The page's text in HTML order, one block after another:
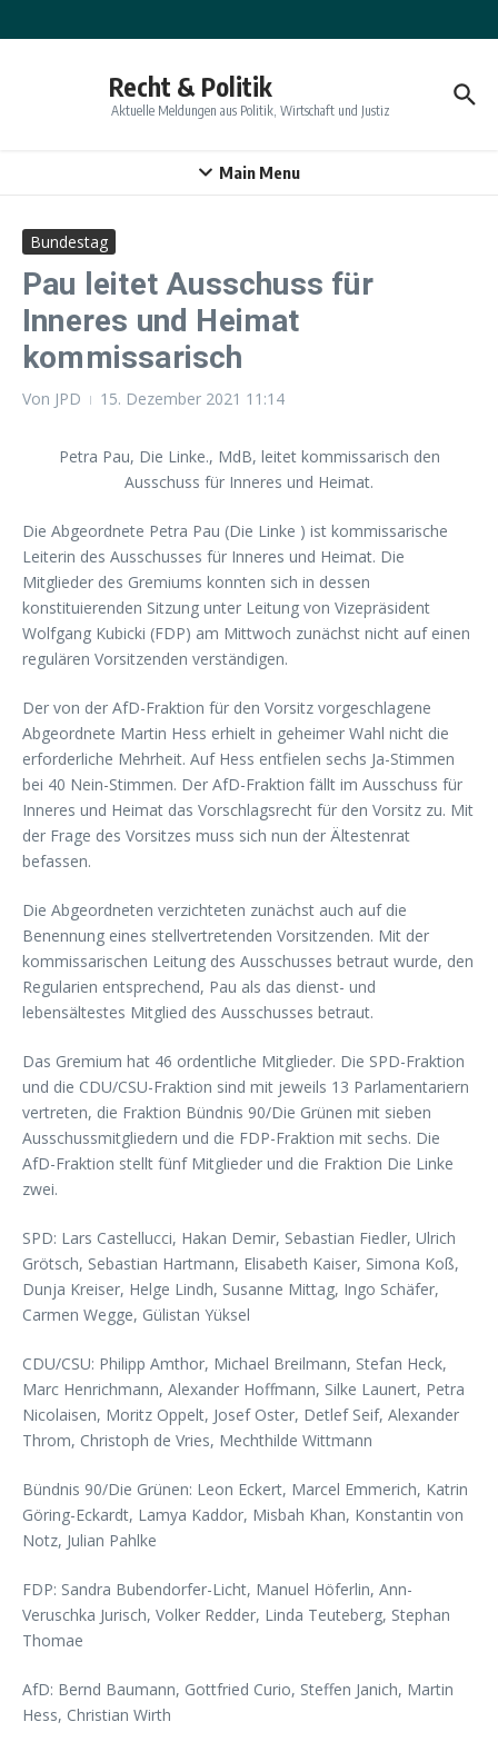
Recht & Politik
Aktuelle Meldungen aus Politik, Wirtschaft und Justiz
Main Menu
Bundestag
Pau leitet Ausschuss für
Inneres und Heimat
kommissarisch
Von JPD 15. Dezember 2021 11:14
Petra Pau, Die Linke., MdB, leitet kommissarisch den
Ausschuss für Inneres und Heimat.
Die Abgeordnete Petra Pau (Die Linke ) ist kommissarische
Leiterin des Ausschusses für Inneres und Heimat. Die
Mitglieder des Gremiums konnten sich in dessen
konstituierenden Sitzung unter Leitung von Vizepräsident
Wolfgang Kubicki (FDP) am Mittwoch zunächst nicht auf einen
regulären Vorsitzenden verständigen.
Der von der AfD-Fraktion für den Vorsitz vorgeschlagene
Abgeordnete Martin Hess erhielt in geheimer Wahl nicht die
erforderliche Mehrheit. Auf Hess entfielen sechs Ja-Stimmen
bei 40 Nein-Stimmen. Der AfD-Fraktion fällt im Ausschuss für
Inneres und Heimat das Vorschlagsrecht für den Vorsitz zu. Mit
der Frage des Vorsitzes muss sich nun der Ältestenrat
befassen.
Die Abgeordneten verzichteten zunächst auch auf die
Benennung eines stellvertretenden Vorsitzenden. Mit der
kommissarischen Leitung des Ausschusses betraut wurde, den
Regularien entsprechend, Pau als das dienst- und
lebensältestes Mitglied des Ausschusses betraut.
Das Gremium hat 46 ordentliche Mitglieder. Die SPD-Fraktion
und die CDU/CSU-Fraktion sind mit jeweils 13 Parlamentariern
vertreten, die Fraktion Bündnis 90/Die Grünen mit sieben
Ausschussmitgliedern und die FDP-Fraktion mit sechs. Die
AfD-Fraktion stellt fünf Mitglieder und die Fraktion Die Linke
zwei.
SPD: Lars Castellucci, Hakan Demir, Sebastian Fiedler, Ulrich
Grötsch, Sebastian Hartmann, Elisabeth Kaiser, Simona Koß,
Dunja Kreiser, Helge Lindh, Susanne Mittag, Ingo Schäfer,
Carmen Wegge, Gülistan Yüksel
CDU/CSU: Philipp Amthor, Michael Breilmann, Stefan Heck,
Marc Henrichmann, Alexander Hoffmann, Silke Launert, Petra
Nicolaisen, Moritz Oppelt, Josef Oster, Detlef Seif, Alexander
Throm, Christoph de Vries, Mechthilde Wittmann
Bündnis 90/Die Grünen: Leon Eckert, Marcel Emmerich, Katrin
Göring-Eckardt, Lamya Kaddor, Misbah Khan, Konstantin von
Notz, Julian Pahlke
FDP: Sandra Bubendorfer-Licht, Manuel Höferlin, Ann-
Veruschka Jurisch, Volker Redder, Linda Teuteberg, Stephan
Thomae
AfD: Bernd Baumann, Gottfried Curio, Steffen Janich, Martin
Hess, Christian Wirth